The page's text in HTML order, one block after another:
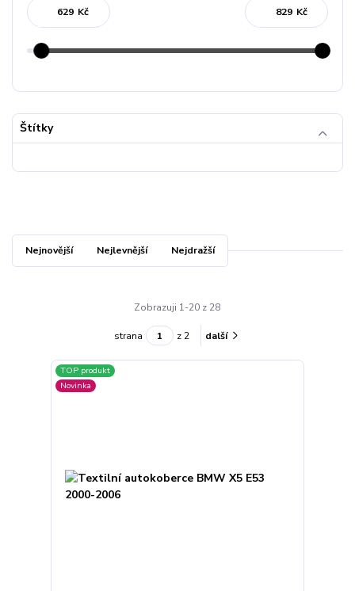
Kč Kč
Štítky
Nejnovější Nejlevnější Nejdražší
Zobrazuji 1-20 z 28
strana z 2 další
TOP produkt
Novinka